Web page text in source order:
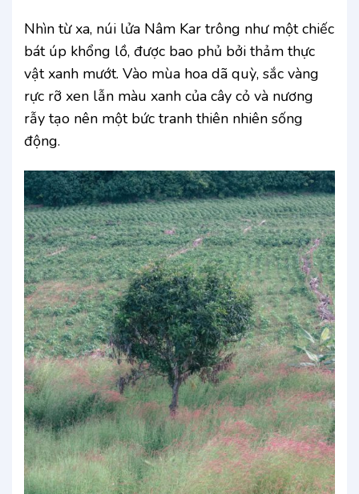
Nhìn từ xa, núi lửa Nâm Kar trông như một chiếc
bát úp khổng lồ, được bao phủ bởi thảm thực
vật xanh mướt. Vào mùa hoa dã quỳ, sắc vàng
rực rỡ xen lẫn màu xanh của cây cỏ và nương
rẫy tạo nên một bức tranh thiên nhiên sống
động.